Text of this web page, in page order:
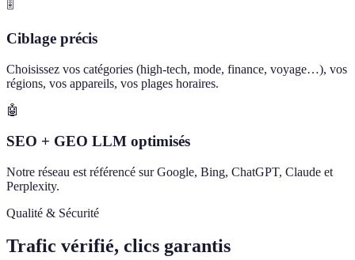
🎚️
Ciblage précis
Choisissez vos catégories (high-tech, mode, finance, voyage…), vos
régions, vos appareils, vos plages horaires.
🤖
SEO + GEO LLM optimisés
Notre réseau est référencé sur Google, Bing, ChatGPT, Claude et
Perplexity.
Qualité & Sécurité
Trafic vérifié, clics garantis